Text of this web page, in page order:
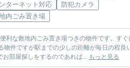
ターネット対応
防犯カメラ
内ごみ置き場
な敷地内ごみ置き場つきの物件です。すぐ
件ですが駅までの少しの距離が毎日の程良
部屋探しをするのであれば... もっと見る